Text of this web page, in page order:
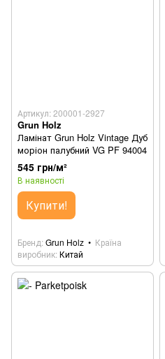
Артикул: 200001-2927
Grun Holz
Ламінат Grun Holz Vintage Дуб
моріон палубний VG PF 94004
545 грн/м²
В наявності
Купити!
Бренд Grun Holz
Країна
виробник Китай